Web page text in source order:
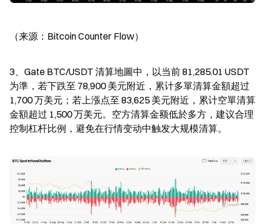
（来源：Bitcoin Counter Flow）
3、Gate BTC/USDT 清算地圖中，以当前 81,285.01 USDT
为準，若下跌至 78,900 美元附近，累计多單清算金額超过
1,700 万美元；若上漲点至 83,625 美元附近，累计空單清算
金額超过 1,500 万美元。空方清算金额低於多方，建议合理
控制杠杆比例，避免在行情变动中触发大规模清算。